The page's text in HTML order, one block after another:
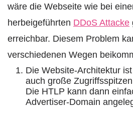
wäre die Webseite wie bei
herbeigeführten DDoS Attacke
erreichbar. Diesem Problem
verschiedenen Wegen
Die Website-Architektur
auch große
Die HTLP kann dann
Advertiser-Domain